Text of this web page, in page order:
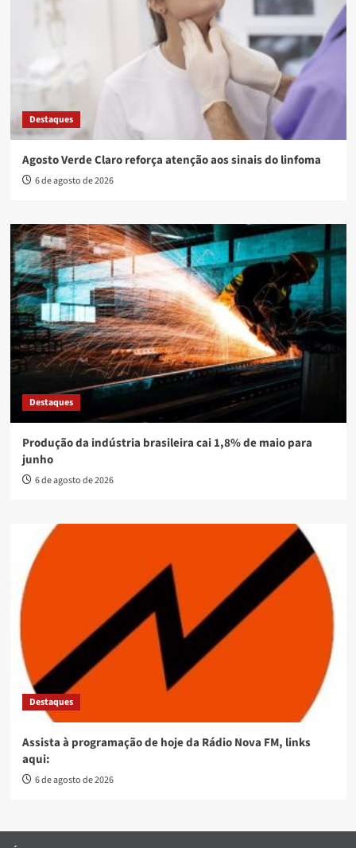
Destaques
Agosto Verde Claro reforça atenção aos sinais do linfoma
6 de agosto de 2026
Destaques
Produção da indústria brasileira cai 1,8% de maio para
junho
6 de agosto de 2026
Destaques
Assista à programação de hoje da Rádio Nova FM, links
aqui:
6 de agosto de 2026